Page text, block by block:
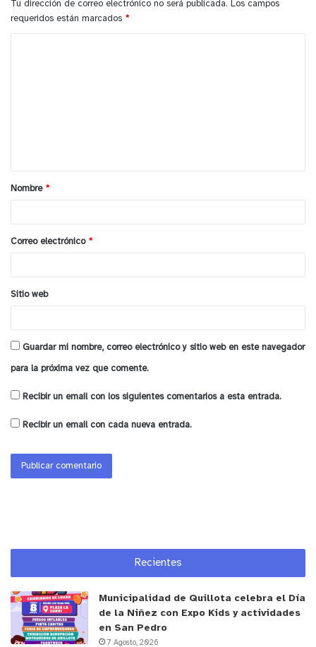
Tu dirección de correo electrónico no será publicada. Los campos
requeridos están marcados *
a
r
*
Nombre *
Correo electrónico *
Sitio web
Guardar mi nombre, correo electrónico y sitio web en este navegador
para la próxima vez que comente.
Recibir un email con los siguientes comentarios a esta entrada.
Recibir un email con cada nueva entrada.
Recientes
Municipalidad de Quillota celebra el Día
de la Niñez con Expo Kids y actividades
en San Pedro
7 Agosto, 2026